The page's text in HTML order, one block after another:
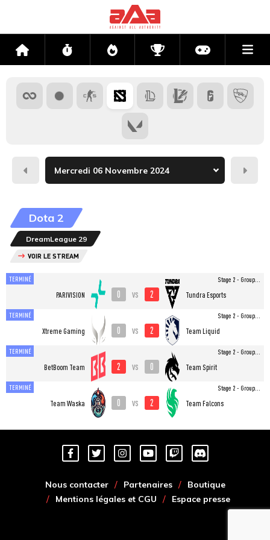
Accueil Flux Directs CompétitionsActu jeux
Hier
Dota 2
DreamLeague 29
VOIR LE STREAM
TERMINÉ
PARIVISION 0 vs 2 Tundra Esports
Stage 2 - Group...
TERMINÉ
Xtreme Gaming 0 vs 2 Team Liquid
Stage 2 - Group...
TERMINÉ
BetBoom Team 2 vs 0 Team Spirit
Stage 2 - Group...
TERMINÉ
Team Waska 0 vs 2 Team Falcons
Stage 2 - Group...
Nous contacter Partenaires
Boutique
Mentions légales et CGU
Espace presse